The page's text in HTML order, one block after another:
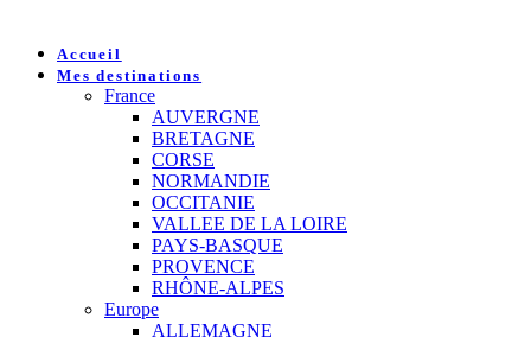
Accueil
Mes destinations
France
AUVERGNE
BRETAGNE
CORSE
NORMANDIE
OCCITANIE
VALLEE DE LA LOIRE
PAYS-BASQUE
PROVENCE
RHÔNE-ALPES
Europe
ALLEMAGNE